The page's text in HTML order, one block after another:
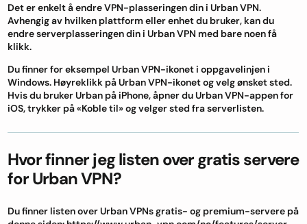
Det er enkelt å endre VPN-plasseringen din i Urban VPN.
Avhengig av hvilken plattform eller enhet du bruker, kan du
endre serverplasseringen din i Urban VPN med bare noen få
klikk.
Du finner for eksempel Urban VPN-ikonet i oppgavelinjen i
Windows. Høyreklikk på Urban VPN-ikonet og velg ønsket sted.
Hvis du bruker Urban på iPhone, åpner du Urban VPN-appen for
iOS, trykker på «Koble til» og velger sted fra serverlisten.
Hvor finner jeg listen over gratis servere
for Urban VPN?
Du finner listen over Urban VPNs gratis- og premium-servere på